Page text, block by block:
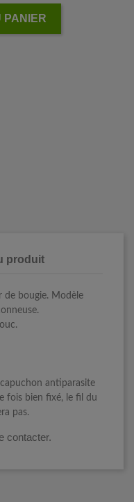
PANIER
produit
de bougie. Modèle
antiparasite
fois bien fixé, le fil du
pas.
contacter.